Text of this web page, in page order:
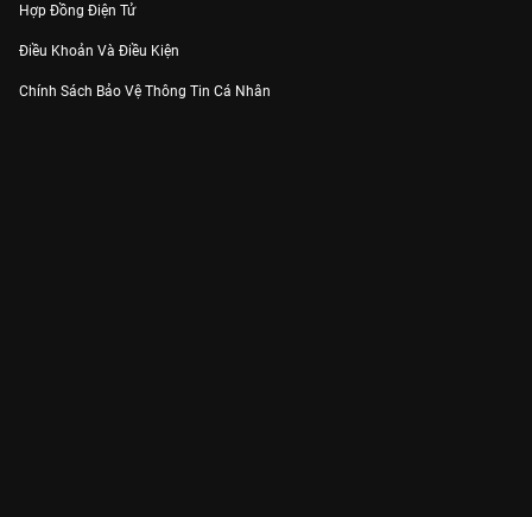
Hợp Đồng Điện Tử
Điều Khoản Và Điều Kiện
Chính Sách Bảo Vệ Thông Tin Cá Nhân